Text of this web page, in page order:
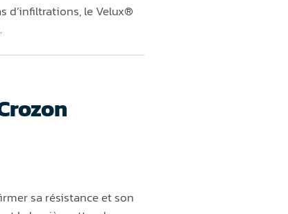
d’infiltrations, le Velux®
sa résistance et son